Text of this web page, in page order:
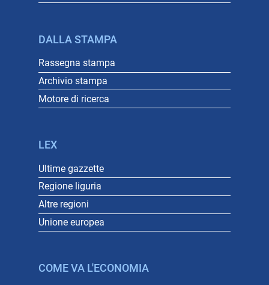
DALLA STAMPA
Rassegna stampa
Archivio stampa
Motore di ricerca
LEX
Ultime gazzette
Regione liguria
Altre regioni
Unione europea
COME VA L'ECONOMIA